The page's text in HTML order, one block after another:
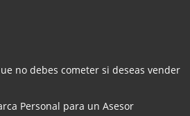
no debes cometer si deseas vender
Personal para un Asesor